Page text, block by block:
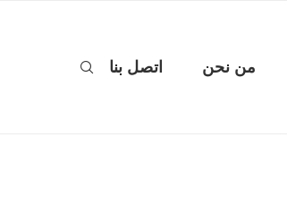
من نحن اتصل بنا